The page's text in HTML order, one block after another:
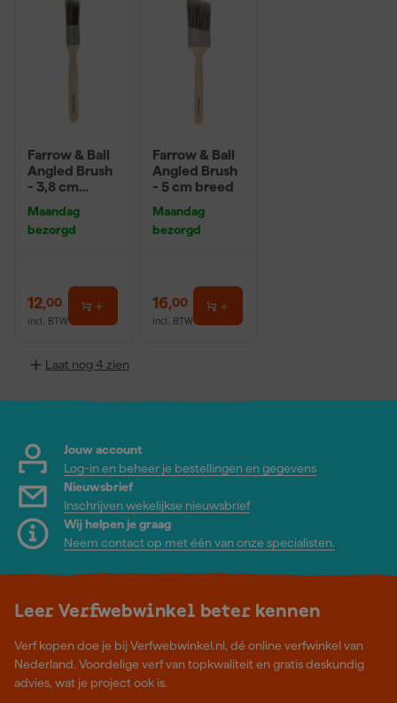
Farrow & Ball
Angled Brush
- 3,8 cm
Maandag
bezorgd
12,00
incl. BTW
Farrow & Ball
Angled Brush
- 5 cm breed
Maandag
bezorgd
16,00
incl. BTW
Laat nog 4 zien
Jouw account
Log-in en beheer je bestellingen en gegevens
Nieuwsbrief
Inschrijven wekelijkse nieuwsbrief
Wij helpen je graag
Neem contact op met één van onze specialisten.
Leer Verfwebwinkel beter kennen
Verf kopen doe je bij Verfwebwinkel.nl, dé online verfwinkel van
Nederland. Voordelige verf van topkwaliteit en gratis deskundig
advies, wat je project ook is.